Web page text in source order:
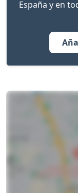
España y en